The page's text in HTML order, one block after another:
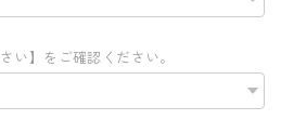
い】をご確認ください。